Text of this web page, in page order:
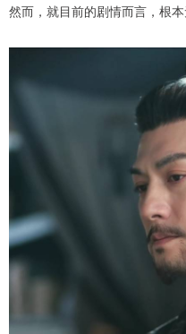
然而，就目前的剧情而言，根